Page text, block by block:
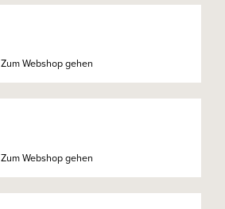
Zum Webshop gehen
Zum Webshop gehen